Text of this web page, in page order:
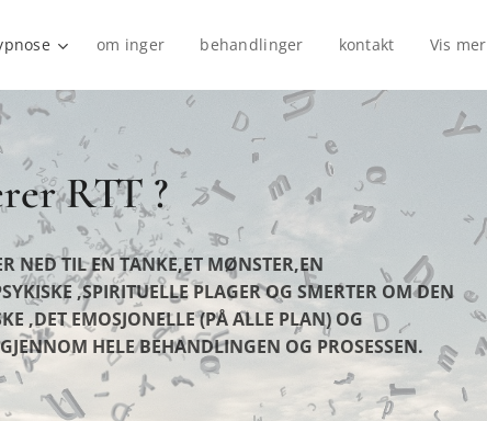
om inger behandlinger kontakt Vis mer
RTT ?
NED TIL EN TANKE,ET MØNSTER,EN
,SPIRITUELLE PLAGER OG SMERTER OM DEN
,DET EMOSJONELLE (PÅ ALLE PLAN) OG
HELE BEHANDLINGEN OG PROSESSEN.